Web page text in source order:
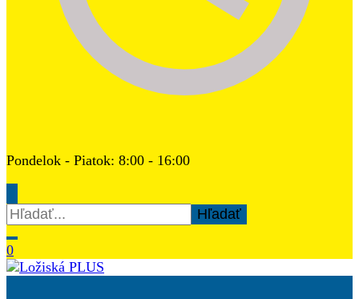
Pondelok - Piatok: 8:00 - 16:00
Hľadať:
0